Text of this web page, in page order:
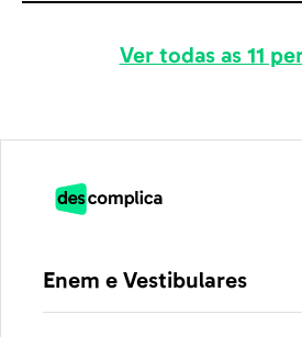
Ver todas as 11
Enem e Vestibulares